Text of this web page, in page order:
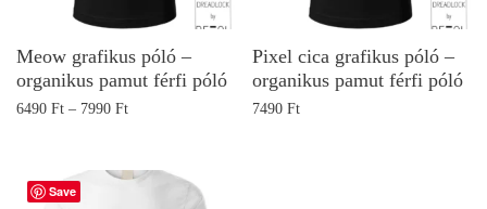
Meow grafikus póló –
organikus pamut férfi póló
6490 Ft – 7990 Ft
Pixel cica grafikus póló –
organikus pamut férfi póló
7490Ft
Save